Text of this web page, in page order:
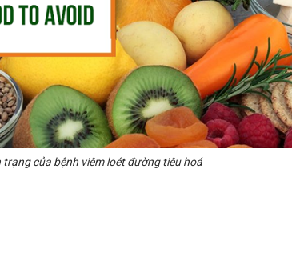
của bệnh viêm loét đường tiêu hoá